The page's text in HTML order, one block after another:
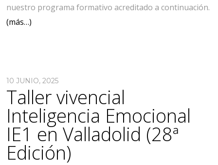
nuestro programa formativo acreditado a continuación.
(más…)
10 JUNIO, 2025
Taller vivencial
Inteligencia Emocional
IE1 en Valladolid (28ª
Edición)